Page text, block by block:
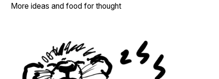
More ideas and food for thought